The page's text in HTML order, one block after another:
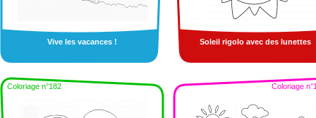
Vive les vacances ! Soleil rigolo avec des lunettes
Coloriage n°182 Coloriage